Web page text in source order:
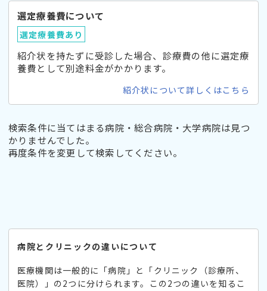
選定療養費について
選定療養費あり
紹介状を持たずに受診した場合、診療費の他に選定療
養費として別途料金がかかります。
紹介状について詳しくはこちら
検索条件に当てはまる病院・総合病院・大学病院は見つ
かりませんでした。
再度条件を変更して検索してください。
病院とクリニックの違いについて
医療機関は一般的に「病院」と「クリニック（診療所、
医院）」の2つに分けられます。この2つの違いを知るこ